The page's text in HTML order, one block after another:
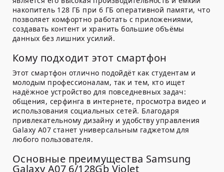
накопитель 128 ГБ при 6 ГБ оперативной памяти, что
позволяет комфортно работать с приложениями,
создавать контент и хранить большие объёмы
данных без лишних усилий.
Кому подходит этот смартфон
Этот смартфон отлично подойдёт как студентам и
молодым профессионалам, так и тем, кто ищет
надёжное устройство для повседневных задач:
общения, серфинга в интернете, просмотра видео и
использования социальных сетей. Благодаря
привлекательному дизайну и удобству управления
Galaxy A07 станет универсальным гаджетом для
любого пользователя.
Основные преимущества Samsung
Galaxy A07 6/128Gb Violet